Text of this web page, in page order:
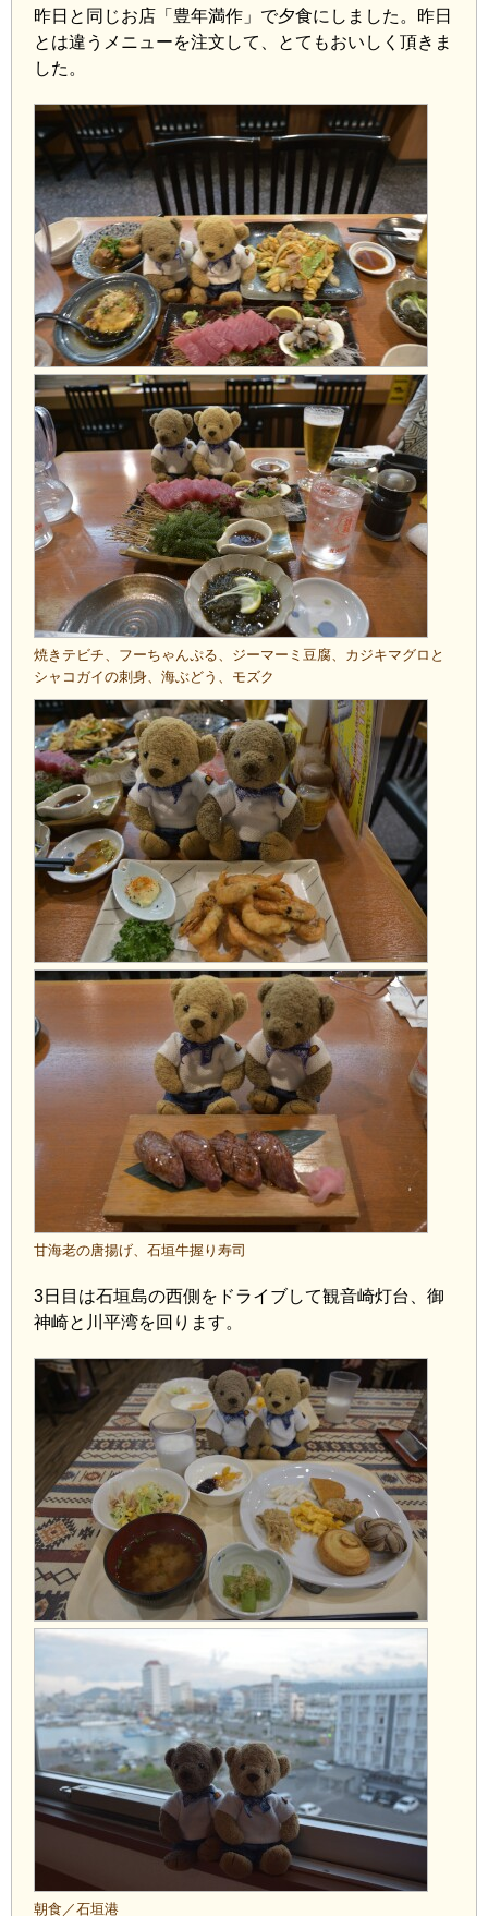
昨日と同じお店「豊年満作」で夕食にしました。昨日
とは違うメニューを注文して、とてもおいしく頂きま
した。
焼きテビチ、フーちゃんぷる、ジーマーミ豆腐、カジキマグロと
シャコガイの刺身、海ぶどう、モズク
甘海老の唐揚げ、石垣牛握り寿司
3日目は石垣島の西側をドライブして観音崎灯台、御
神崎と川平湾を回ります。
朝食／石垣港